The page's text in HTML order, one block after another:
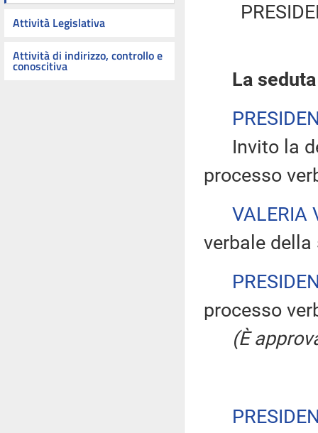
Attività Legislativa
Attività di indirizzo, controllo e
conoscitiva
La
Invito la
processo
VALERIA
verbale
processo
(È